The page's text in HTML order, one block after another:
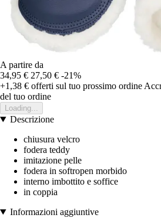
A partire da
34,95 € 27,50 € -21%
+1,38 € offerti sul tuo prossimo ordine
del tuo ordine
Loading...
Descrizione
chiusura velcro
fodera teddy
imitazione pelle
fodera in softropen morbido
interno imbottito e soffice
in coppia
Informazioni aggiuntive